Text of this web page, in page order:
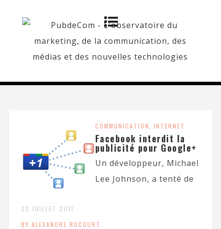
COMMUNICATION, INTERNET
Facebook interdit la
publicité pour Google+
23 JUILLET 2011
BY ALEXANDRE ROCOURT
Un développeur, Michael
Lee Johnson, a tenté de